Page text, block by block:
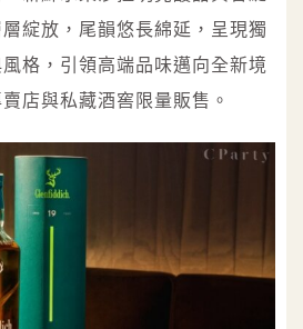
綻放，尾韻悠長綿延，呈現獨
格，引領高端品味邁向全新境
店與私藏酒窖限量販售。